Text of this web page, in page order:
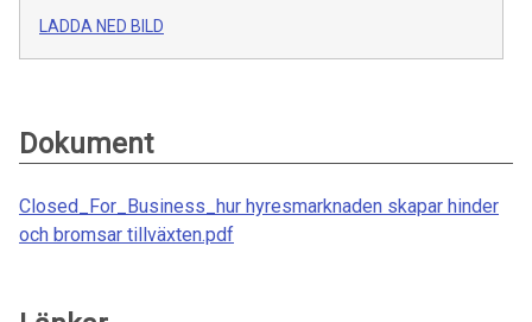
LADDA NED BILD
Dokument
Closed_For_Business_hur hyresmarknaden skapar hinder
och bromsar tillväxten.pdf